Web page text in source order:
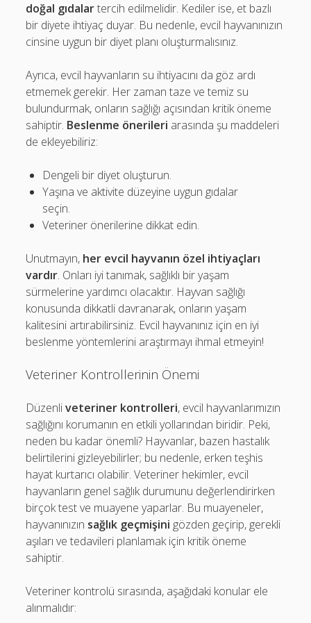
doğal gıdalartercih edilmelidir. Kediler ise, et bazlı
bir diyete ihtiyaç duyar. Bu nedenle, evcil hayvanınızın
cinsine uygun bir diyet planı oluşturmalısınız.
Ayrıca, evcil hayvanların su ihtiyacını da göz ardı
etmemek gerekir. Her zaman taze ve temiz su
bulundurmak, onların sağlığı açısından kritik öneme
sahiptir. Beslenme önerileri arasında şu maddeleri
de ekleyebiliriz:
Dengeli bir diyet oluşturun.
Yaşına ve aktivite düzeyine uygun gıdalar
seçin.
Veteriner önerilerine dikkat edin.
Unutmayın, her evcil hayvanın özel ihtiyaçları
vardır. Onları iyi tanımak, sağlıklı bir yaşam
sürmelerine yardımcı olacaktır. Hayvan sağlığı
konusunda dikkatli davranarak, onların yaşam
kalitesini artırabilirsiniz. Evcil hayvanınız için en iyi
beslenme yöntemlerini araştırmayı ihmal etmeyin!
Veteriner Kontrollerinin Önemi
Düzenliveteriner kontrolleri, evcil hayvanlarımızın
sağlığını korumanın en etkili yollarından biridir. Peki,
neden bu kadar önemli? Hayvanlar, bazen hastalık
belirtilerini gizleyebilirler; bu nedenle, erken teşhis
hayat kurtarıcı olabilir. Veteriner hekimler, evcil
hayvanların genel sağlık durumunu değerlendirirken
birçok test ve muayene yaparlar. Bu muayeneler,
hayvanınızın sağlık geçmişini gözden geçirip, gerekli
aşıları ve tedavileri planlamak için kritik öneme
sahiptir.
Veteriner kontrolü sırasında, aşağıdaki konular ele
alınmalıdır: